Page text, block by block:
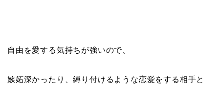
自由を愛する気持ちが強いので、
嫉妬深かったり、縛り付けるような恋愛をする相手と